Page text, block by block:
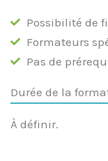
Possibilité de
Formateurs
Pas de
Durée de la
À définir.